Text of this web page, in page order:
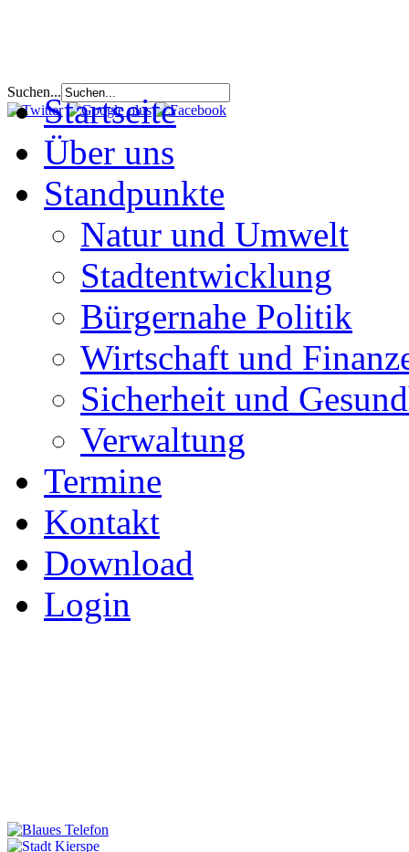
Suchen...Startseite
Über uns
Standpunkte
Natur und Umwelt
Stadtentwicklung
Bürgernahe Politik
Wirtschaft und
Sicherheit und
Verwaltung
Termine
Kontakt
Download
Login